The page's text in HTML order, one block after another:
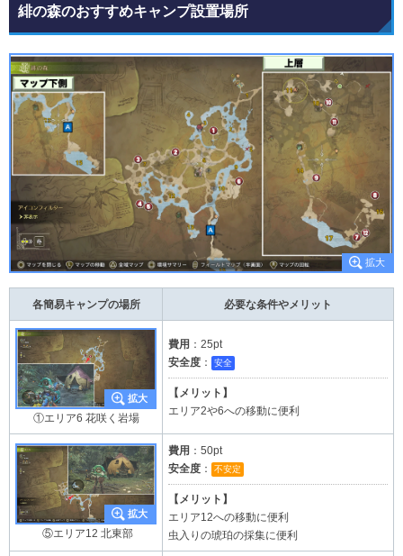
緋の森のおすすめキャンプ設置場所
各簡易キャンプの場所 必要な条件やメリット
①エリア6 花咲く岩場
費用 ：25pt
安全度 ： 安全
【メリット】
エリア2や6への移動に便利
⑤エリア12 北東部
費用 ：50pt
安全度 ： 不安定
【メリット】
エリア12への移動に便利
虫入りの琥珀の採集に便利